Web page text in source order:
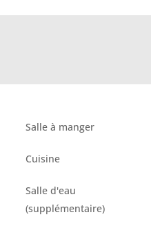
Salle à manger
Cuisine
Salle d'eau
(supplémentaire)